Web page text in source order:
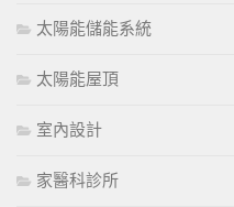
太陽能儲能系統
太陽能屋頂
室內設計
家醫科診所